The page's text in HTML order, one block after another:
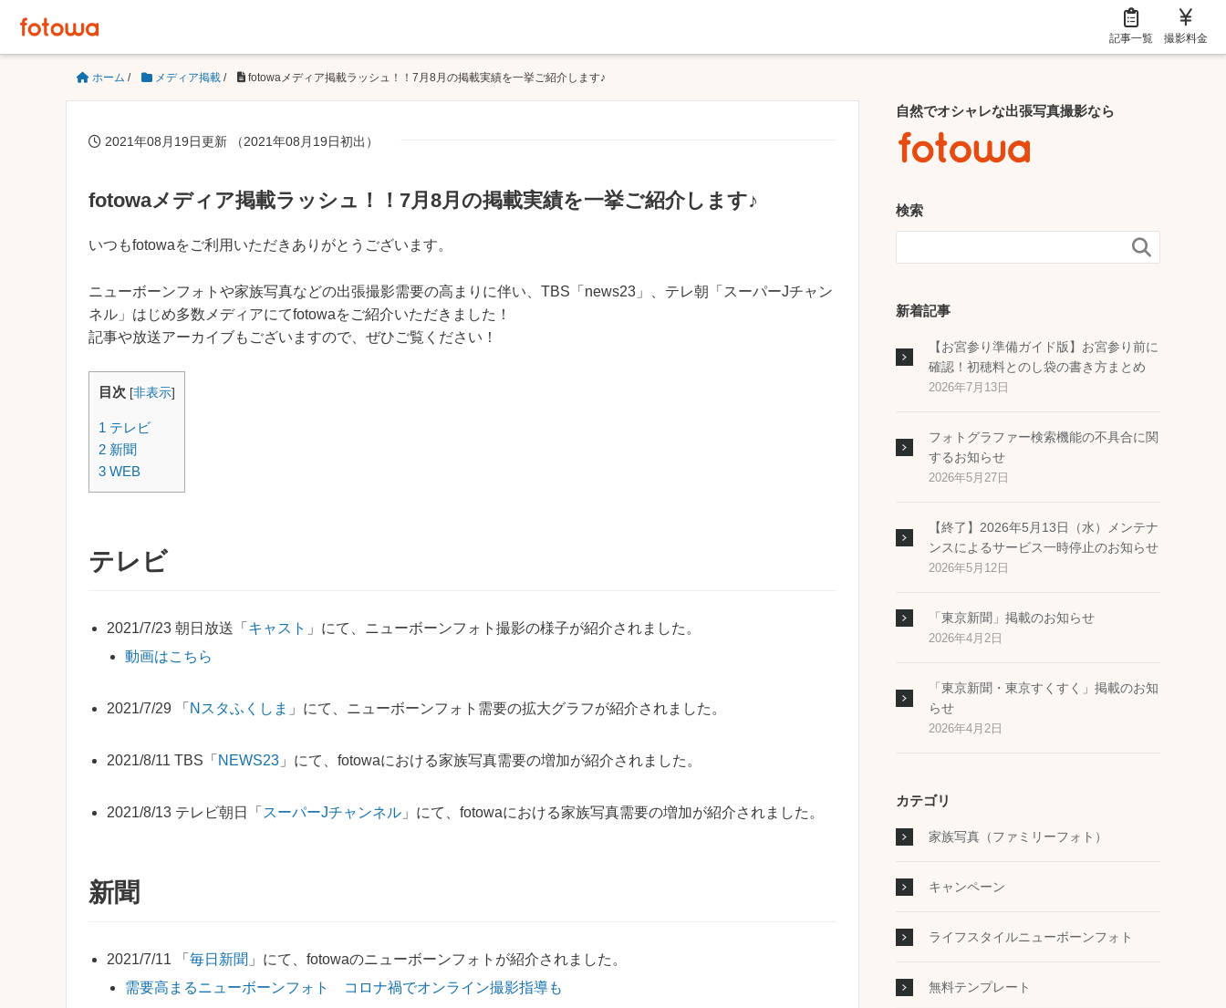
記事一覧 撮影料金
ホーム / メディア掲載 / fotowaメディア掲載ラッシュ！！7月8月の掲載実績を一挙ご紹介します♪
2021年08月19日更新 （2021年08月19日初出）
fotowaメディア掲載ラッシュ！！7月8月の掲載実績を一挙ご紹介します♪
いつもfotowaをご利用いただきありがとうございます。
ニューボーンフォトや家族写真などの出張撮影需要の高まりに伴い、TBS「news23」、テレ朝「スーパーJチャン
ネル」はじめ多数メディアにてfotowaをご紹介いただきました！
記事や放送アーカイブもございますので、ぜひご覧ください！
目次 [非表示]
1 テレビ
2 新聞
3 WEB
テレビ
2021/7/23 朝日放送「 キャスト 」にて、ニューボーンフォト撮影の様子が紹介されました。
動画はこちら
2021/7/29 「 Nスタふくしま 」にて、ニューボーンフォト需要の拡大グラフが紹介されました。
2021/8/11 TBS「 NEWS23 」にて、fotowaにおける家族写真需要の増加が紹介されました。
2021/8/13 テレビ朝日「 スーパーJチャンネル 」にて、fotowaにおける家族写真需要の増加が紹介されました。
新聞
2021/7/11 「 毎日新聞 」にて、fotowaのニューボーンフォトが紹介されました。
需要高まるニューボーンフォト コロナ禍でオンライン撮影指導も
自然でオシャレな出張写真撮影なら
検索

新着記事
【お宮参り準備ガイド版】お宮参り前に
確認！初穂料とのし袋の書き方まとめ
2026年7月13日
フォトグラファー検索機能の不具合に関
するお知らせ
2026年5月27日
【終了】2026年5月13日（水）メンテナ
ンスによるサービス一時停止のお知らせ
2026年5月12日
「東京新聞」掲載のお知らせ
2026年4月2日
「東京新聞・東京すくすく」掲載のお知
らせ
2026年4月2日
カテゴリ
家族写真（ファミリーフォト）
キャンペーン
ライフスタイルニューボーンフォト
無料テンプレート